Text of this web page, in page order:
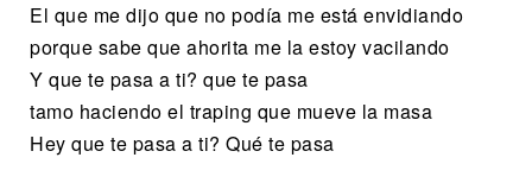
El que me dijo que no podía me está envidiando
porque sabe que ahorita me la estoy vacilando
Y que te pasa a ti? que te pasa
tamo haciendo el traping que mueve la masa
Hey que te pasa a ti? Qué te pasa